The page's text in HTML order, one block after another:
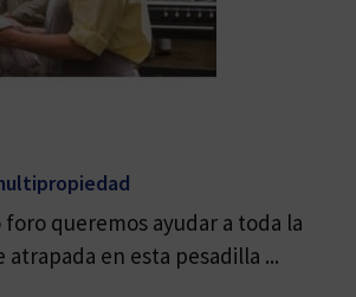
queremos ayudar a toda la
en esta pesadilla ...